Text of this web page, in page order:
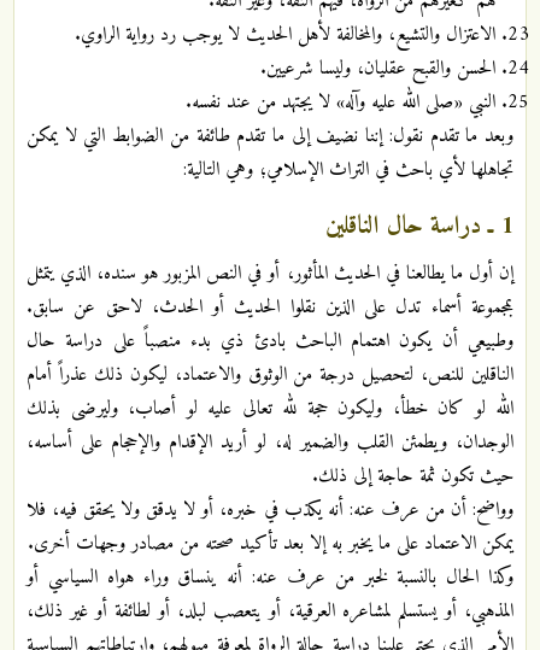
الاعتزال والتشيع، والمخالفة لأهل الحديث لا يوجب رد رواية الراوي.
الحسن والقبح عقليان، وليسا شرعيين.
النبي «صلى الله عليه وآله» لا يجتهد من عند نفسه.
وبعد ما تقدم نقول: إننا نضيف إلى ما تقدم طائفة من الضوابط التي لا يمكن
تجاهلها لأي باحث في التراث الإسلامي؛ وهي التالية:
1 ـ دراسة حال الناقلين
إن أول ما يطالعنا في الحديث المأثور، أو في النص المزبور هو سنده، الذي يتمثل
بمجموعة أسماء تدل على الذين نقلوا الحديث أو الحدث، لاحق عن سابق.
وطبيعي أن يكون اهتمام الباحث بادئ ذي بدء منصباً على دراسة حال
الناقلين للنص، لتحصيل درجة من الوثوق والاعتماد، ليكون ذلك عذراً أمام
الله لو كان خطأ، وليكون حجة لله تعالى عليه لو أصاب، وليرضى بذلك
الوجدان، ويطمئن القلب والضمير له، لو أريد الإقدام والإحجام على أساسه،
حيث تكون ثمة حاجة إلى ذلك.
وواضح: أن من عرف عنه: أنه يكذب في خبره، أو لا يدقق ولا يحقق فيه، فلا
يمكن الاعتماد على ما يخبر به إلا بعد تأكيد صحته من مصادر وجهات أخرى.
وكذا الحال بالنسبة لخبر من عرف عنه: أنه ينساق وراء هواه السياسي أو
المذهبي، أو يستسلم لمشاعره العرقية، أو يتعصب لبلد، أو لطائفة أو غير ذلك،